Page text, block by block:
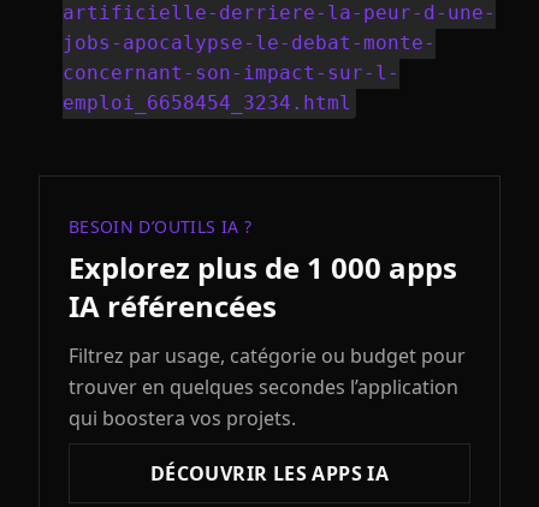
artificielle-derriere-la-peur-d-une-
jobs-apocalypse-le-debat-monte-
concernant-son-impact-sur-l-
emploi_6658454_3234.html
BESOIN D’OUTILS IA ?
Explorez plus de 1 000 apps
IA référencées
Filtrez par usage, catégorie ou budget pour
trouver en quelques secondes l’application
qui boostera vos projets.
DÉCOUVRIR LES APPS IA